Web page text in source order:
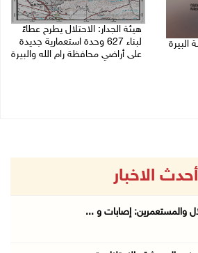
البيرة
هيئة الجدار: الاحتلال يطرح عطاءً
لبناء 627 وحدة استعمارية جديدة
على أراضي محافظة رام الله والبيرة
أحدث الاخبار
والمستعمرين: إصابات و ...